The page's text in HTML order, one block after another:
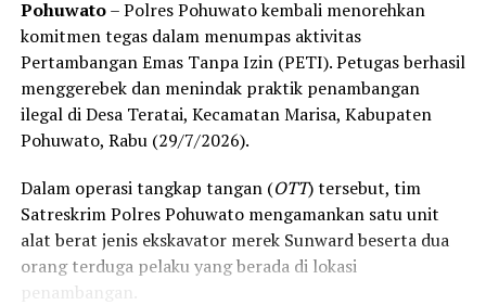
Pohuwato– Polres Pohuwato kembali menorehkan
komitmen tegas dalam menumpas aktivitas
Pertambangan Emas Tanpa Izin (PETI). Petugas berhasil
menggerebek dan menindak praktik penambangan
ilegal di Desa Teratai, Kecamatan Marisa, Kabupaten
Pohuwato, Rabu (29/7/2026).
Dalam operasi tangkap tangan (OTT) tersebut, tim
Satreskrim Polres Pohuwato mengamankan satu unit
alat berat jenis ekskavator merek Sunward beserta dua
orang terduga pelaku yang berada di lokasi
penambangan.